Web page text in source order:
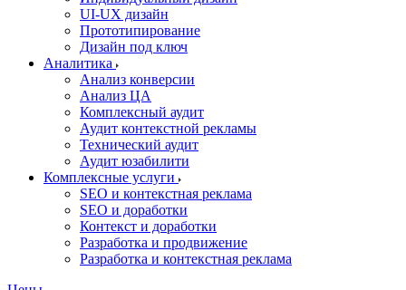
UI‑UX дизайн
Прототипирование
Дизайн под ключ
Аналитика
Анализ конверсии
Анализ ЦА
Комплексный аудит
Аудит контекстной рекламы
Технический аудит
Аудит юзабилити
Комплексные услуги
SEO и контекстная реклама
SEO и доработки
Контекст и доработки
Разработка и продвижение
Разработка и контекстная реклама